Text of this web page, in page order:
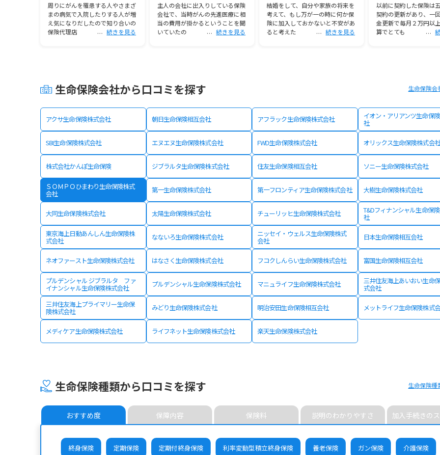
周りにがんを罹患する人やさまざ
まの病気で入院したりする人が増
え気になりだしたので知り合いの
保険代理店
続きを見る
主人の会社に出入りしている保険
会社で、当時がんの先進医療に相
当の費用が掛かるということを聞
いていたの
続きを見る
結婚をして、自分や家族の将来を
考えて、もし万が一の時に何か保
険に加入しておかないと不安があ
ると考えた
続きを見る
以前に契約した保険は
契約の更新があり、一
金更新で毎月２万円以
算でとても
生命保険会社から口コミを探す
アクサ生命保険株式会社 朝日生命保険相互会社 アフラック生命保険株式会社 イオン・アリアンツ生命保
社
SBI生命保険株式会社 エヌエヌ生命保険株式会社 FWD生命保険株式会社 オリックス生命保険株式会社
株式会社かんぽ生命保険 ジブラルタ生命保険株式会社 住友生命保険相互会社 ソニー生命保険株式会社
ＳＯＭＰＯひまわり生命保険株式
会社 第一生命保険株式会社 第一フロンティア生命保険株式会社 大樹生命保険株式会社
大同生命保険株式会社 太陽生命保険株式会社 チューリッヒ生命保険株式会社 T&Dフィナンシャル生命保
社
東京海上日動あんしん生命保険株
式会社 なないろ生命保険株式会社 ニッセイ・ウェルス生命保険株式
会社 日本生命保険相互会社
ネオファースト生命保険株式会社 はなさく生命保険株式会社 フコクしんらい生命保険株式会社 富国生命保険相互会社
プルデンシャル ジブラルタ ファ
イナンシャル生命保険株式会社 プルデンシャル生命保険株式会社 マニュライフ生命保険株式会社 三井住友海上あいおい生命
式会社
三井住友海上プライマリー生命保
険株式会社 みどり生命保険株式会社 明治安田生命保険相互会社 メットライフ生命保険株式
メディケア生命保険株式会社 ライフネット生命保険株式会社 楽天生命保険株式会社
生命保険会
生命保険種類から口コミを探す
おすすめ度 保障内容 保険料 説明のわかりやすさ 加入手続きの
終身保険 定期保険 定期付終身保険 利率変動型積立終身保険 養老保険 ガン保険 介護保険
生命保険種